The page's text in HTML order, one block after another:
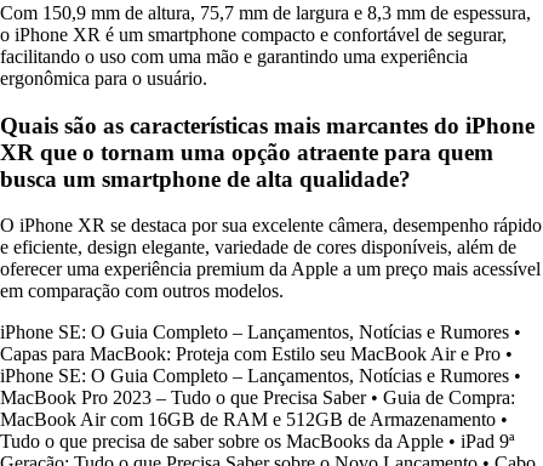
Com 150,9 mm de altura, 75,7 mm de largura e 8,3 mm de espessura,
o iPhone XR é um smartphone compacto e confortável de segurar,
facilitando o uso com uma mão e garantindo uma experiência
ergonômica para o usuário.
Quais são as características mais marcantes do iPhone
XR que o tornam uma opção atraente para quem
busca um smartphone de alta qualidade?
O iPhone XR se destaca por sua excelente câmera, desempenho rápido
e eficiente, design elegante, variedade de cores disponíveis, além de
oferecer uma experiência premium da Apple a um preço mais acessível
em comparação com outros modelos.
iPhone SE: O Guia Completo – Lançamentos, Notícias e Rumores •
Capas para MacBook: Proteja com Estilo seu MacBook Air e Pro •
iPhone SE: O Guia Completo – Lançamentos, Notícias e Rumores •
MacBook Pro 2023 – Tudo o que Precisa Saber• Guia de Compra:
MacBook Air com 16GB de RAM e 512GB de Armazenamento •
Tudo o que precisa de saber sobre os MacBooks da Apple • iPad 9ª